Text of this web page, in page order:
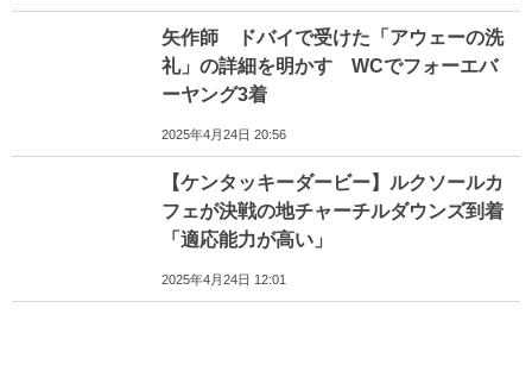
矢作師 ドバイで受けた「アウェーの洗
礼」の詳細を明かす WCでフォーエバ
ーヤング3着
2025年4月24日 20:56
【ケンタッキーダービー】ルクソールカ
フェが決戦の地チャーチルダウンズ到着
「適応能力が高い」
2025年4月24日 12:01